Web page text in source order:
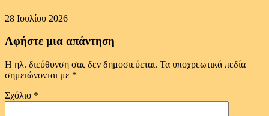
28 Ιουλίου 2026
Αφήστε μια απάντηση
Η ηλ. διεύθυνση σας δεν δημοσιεύεται. Τα υποχρεωτικά πεδία
σημειώνονται με *
Σχόλιο *